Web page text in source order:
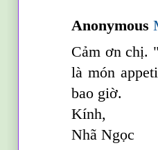
Anonymous
Cảm ơn chị.
là món
bao giờ.
Kính,
Nhã Ngọc